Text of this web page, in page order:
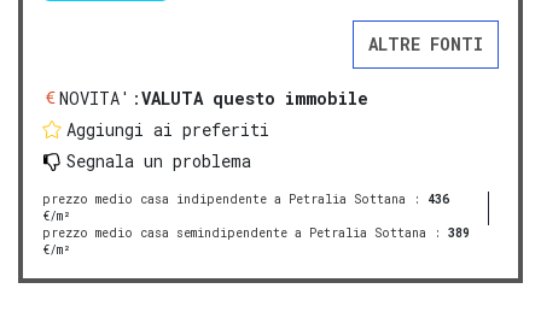
ALTRE FONTI
NOVITA':VALUTA questo immobile
Aggiungi ai preferiti
Segnala un problema
prezzo medio casa indipendente a Petralia Sottana : 436
€/m²
prezzo medio casa semindipendente a Petralia Sottana : 389
€/m²